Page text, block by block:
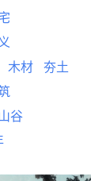
木材
夯土
谷